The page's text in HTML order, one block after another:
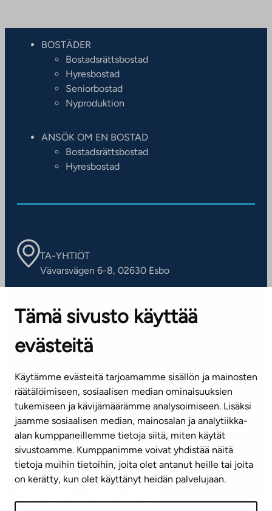
Tämä sivusto käyttää
evästeitä
Käytämme evästeitä tarjoamamme sisällön ja mainosten
räätälöimiseen, sosiaalisen median ominaisuuksien
tukemiseen ja kävijämäärämme analysoimiseen. Lisäksi
jaamme sosiaalisen median, mainosalan ja analytiikka-
alan kumppaneillemme tietoja siitä, miten käytät
sivustoamme. Kumppanimme voivat yhdistää näitä
tietoja muihin tietoihin, joita olet antanut heille tai joita
on kerätty, kun olet käyttänyt heidän palvelujaan.
BOSTÄDER
Bostadsrättsbostad
Hyresbostad
Seniorbostad
Nyproduktion
ANSÖK OM EN BOSTAD
Bostadsrättsbostad
Hyresbostad
TA-YHTIÖT
Vävarsvägen 6-8, 02630 Esbo
Kontaktinformation
KUNDSERVICE
(vardagar kl. 8–16)
info@ta.fi
Nyhetsbrev (på finska)